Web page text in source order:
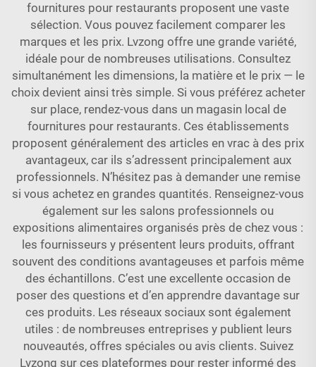
fournitures pour restaurants proposent une vaste
sélection. Vous pouvez facilement comparer les
marques et les prix. Lvzong offre une grande variété,
idéale pour de nombreuses utilisations. Consultez
simultanément les dimensions, la matière et le prix — le
choix devient ainsi très simple. Si vous préférez acheter
sur place, rendez-vous dans un magasin local de
fournitures pour restaurants. Ces établissements
proposent généralement des articles en vrac à des prix
avantageux, car ils s’adressent principalement aux
professionnels. N’hésitez pas à demander une remise
si vous achetez en grandes quantités. Renseignez-vous
également sur les salons professionnels ou
expositions alimentaires organisés près de chez vous :
les fournisseurs y présentent leurs produits, offrant
souvent des conditions avantageuses et parfois même
des échantillons. C’est une excellente occasion de
poser des questions et d’en apprendre davantage sur
ces produits. Les réseaux sociaux sont également
utiles : de nombreuses entreprises y publient leurs
nouveautés, offres spéciales ou avis clients. Suivez
Lvzong sur ces plateformes pour rester informé des